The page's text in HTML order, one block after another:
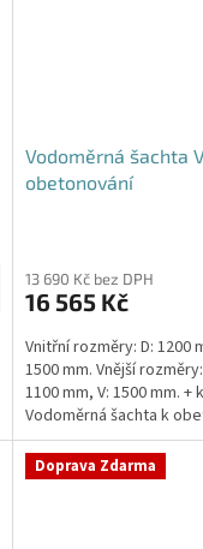
Vodoměrná šachta
obetonování
produktu
je
z
5
hvězdiček.
13 690 Kč bez DPH
16 565 Kč
Vnitřní rozměry: D: 1200
1500 mm. Vnější
1100 mm, V: 1500 mm. +
Vodoměrná šachta k
i pod...
Doprava Zdarma